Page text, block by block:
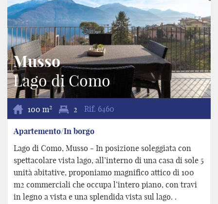
Musso
Lago di Como
100 m2 2 Rif. 6460
Apartemento/In borgo
Lago di Como, Musso - In posizione soleggiata con
spettacolare vista lago, all’interno di una casa di sole 5
unità abitative, proponiamo magnifico attico di 100
m2 commerciali che occupa l’intero piano, con travi
in legno a vista e una splendida vista sul lago. .